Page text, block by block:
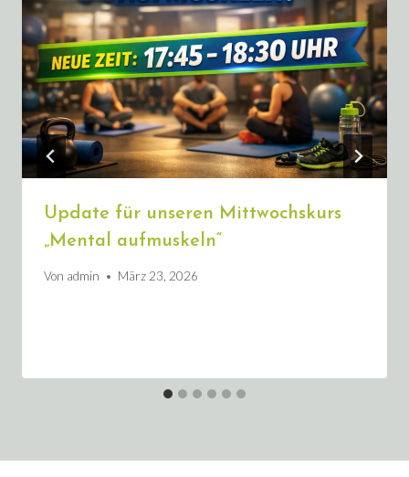
Update für unseren Mittwochskurs
„Mental aufmuskeln“
Von admin März 23, 2026